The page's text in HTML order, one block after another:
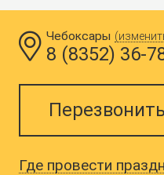
Чебоксары
8 (8352) 36-
Где провести